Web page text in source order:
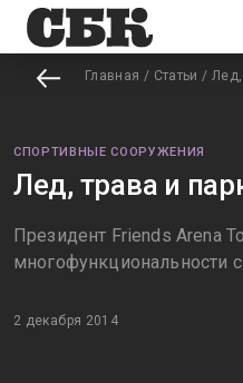
Главная / Статьи / Лед,
СПОРТИВНЫЕ СООРУЖЕНИЯ
Лед, трава и
Президент Friends Arena
многофункциональности
2 декабря 2014